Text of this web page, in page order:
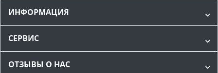
ИНФОРМАЦИЯ
СЕРВИС
ОТЗЫВЫ О НАС